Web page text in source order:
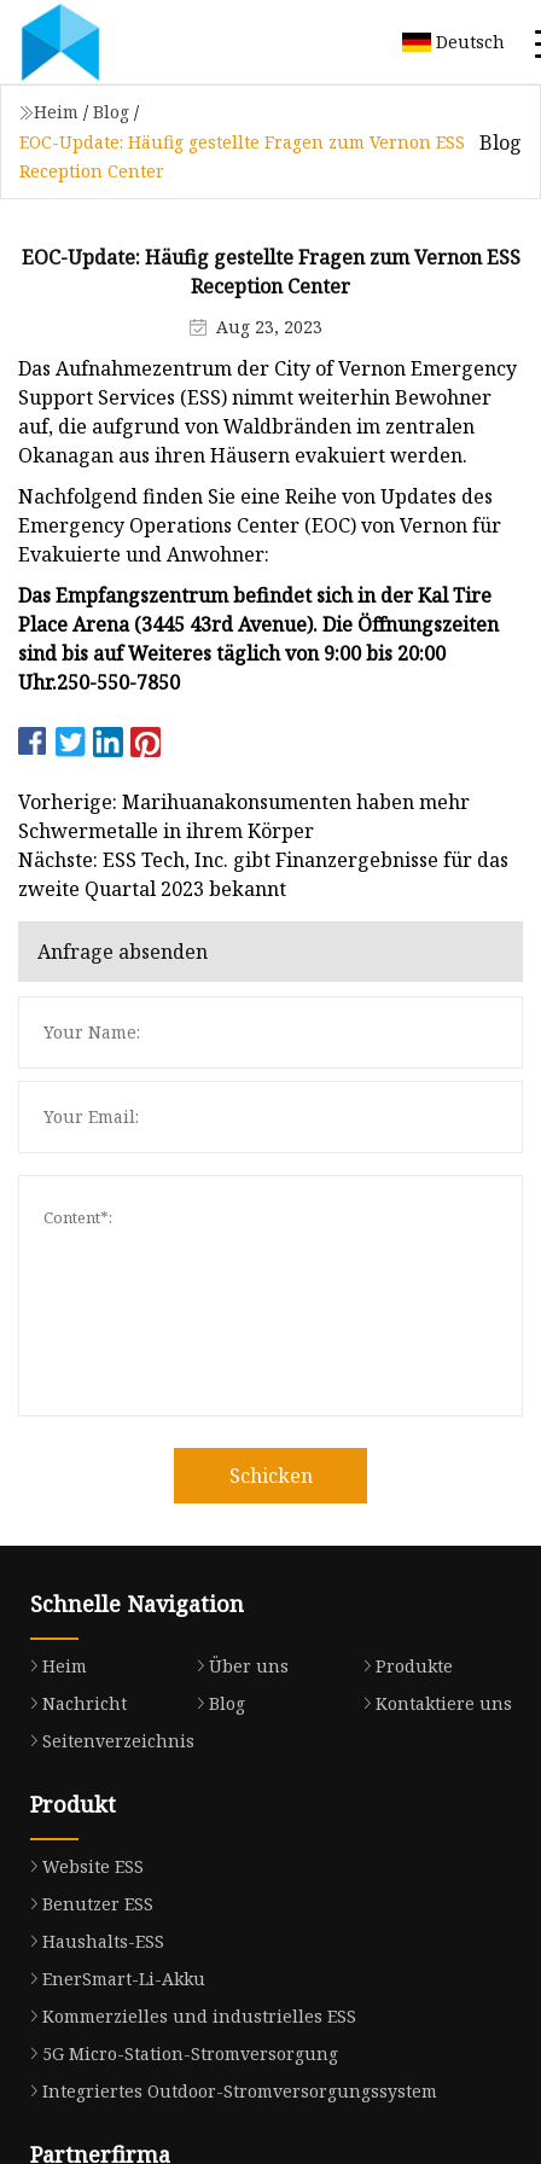
Deutsch
Heim / Blog /
EOC-Update: Häufig gestellte Fragen zum Vernon ESS
Reception Center
Blog
EOC-Update: Häufig gestellte Fragen zum Vernon ESS
Reception Center
Aug 23, 2023
Das Aufnahmezentrum der City of Vernon Emergency
Support Services (ESS) nimmt weiterhin Bewohner
auf, die aufgrund von Waldbränden im zentralen
Okanagan aus ihren Häusern evakuiert werden.
Nachfolgend finden Sie eine Reihe von Updates des
Emergency Operations Center (EOC) von Vernon für
Evakuierte und Anwohner:
Das Empfangszentrum befindet sich in der Kal Tire
Place Arena (3445 43rd Avenue). Die Öffnungszeiten
sind bis auf Weiteres täglich von 9:00 bis 20:00
Uhr.250-550-7850
Vorherige: Marihuanakonsumenten haben mehr
Schwermetalle in ihrem Körper
Nächste: ESS Tech, Inc. gibt Finanzergebnisse für das
zweite Quartal 2023 bekannt
Anfrage absenden
Schicken
Schnelle Navigation
Heim Über uns
Produkte
Nachricht
Blog
Kontaktiere uns
Seitenverzeichnis
Produkt
Website ESS
Benutzer ESS
Haushalts-ESS
EnerSmart-Li-Akku
Kommerzielles und industrielles ESS
5G Micro-Station-Stromversorgung
Integriertes Outdoor-Stromversorgungssystem
Partnerfirma